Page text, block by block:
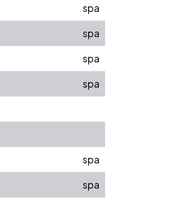
spa
spa
spa
spa
spa
spa